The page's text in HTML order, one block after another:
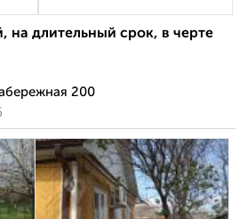
на длительный срок, в черте
200